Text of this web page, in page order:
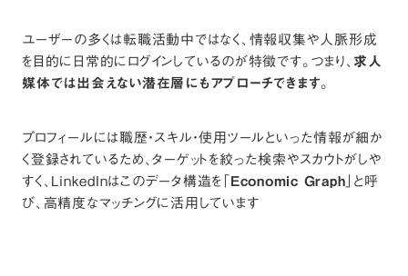
ユーザーの多くは転職活動中ではなく、情報収集や人脈形成
を目的に日常的にログインしているのが特徴です。つまり、求人
媒体では出会えない潜在層にもアプローチできます。
プロフィールには職歴・スキル・使用ツールといった情報が細か
く登録されているため、ターゲットを絞った検索やスカウトがしや
すく、LinkedInはこのデータ構造を「Economic Graph」と呼
び、高精度なマッチングに活用しています